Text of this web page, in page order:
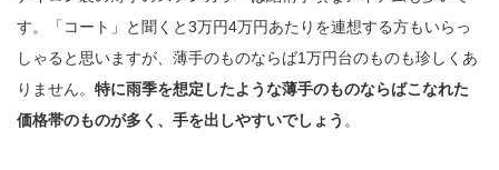
す。「コート」と聞くと3万円4万円あたりを連想する方もいらっ
しゃると思いますが、薄手のものならば1万円台のものも珍しくあ
りません。 特に雨季を想定したような薄手のものならばこなれた
価格帯のものが多く、手を出しやすいでしょう 。